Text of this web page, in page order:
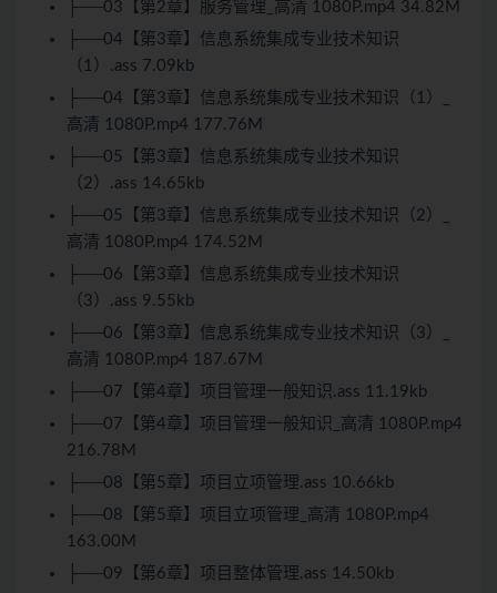
├──03【第2章】服务管理_高清 1080P.mp4 34.82M
├──04【第3章】信息系统集成专业技术知识
（1）.ass 7.09kb
├──04【第3章】信息系统集成专业技术知识（1）_
高清 1080P.mp4 177.76M
├──05【第3章】信息系统集成专业技术知识
（2）.ass 14.65kb
├──05【第3章】信息系统集成专业技术知识（2）_
高清 1080P.mp4 174.52M
├──06【第3章】信息系统集成专业技术知识
（3）.ass 9.55kb
├──06【第3章】信息系统集成专业技术知识（3）_
高清 1080P.mp4 187.67M
├──07【第4章】项目管理一般知识.ass 11.19kb
├──07【第4章】项目管理一般知识_高清 1080P.mp4
216.78M
├──08【第5章】项目立项管理.ass 10.66kb
├──08【第5章】项目立项管理_高清 1080P.mp4
163.00M
├──09【第6章】项目整体管理.ass 14.50kb